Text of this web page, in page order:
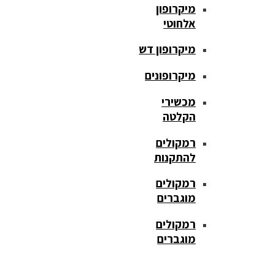
מיקרופון
אלחוטי
מיקרופון דש
מיקרופונים
מכשירי
הקלטה
רמקולים
להתקנות
רמקולים
מוגברים
רמקולים
מוגברים